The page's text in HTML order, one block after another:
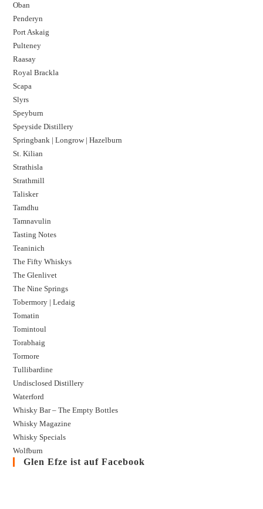
Oban
Penderyn
Port Askaig
Pulteney
Raasay
Royal Brackla
Scapa
Slyrs
Speyburn
Speyside Distillery
Springbank | Longrow | Hazelburn
St. Kilian
Strathisla
Strathmill
Talisker
Tamdhu
Tamnavulin
Tasting Notes
Teaninich
The Fifty Whiskys
The Glenlivet
The Nine Springs
Tobermory | Ledaig
Tomatin
Tomintoul
Torabhaig
Tormore
Tullibardine
Undisclosed Distillery
Waterford
Whisky Bar – The Empty Bottles
Whisky Magazine
Whisky Specials
Wolfburn
Glen Efze ist auf Facebook